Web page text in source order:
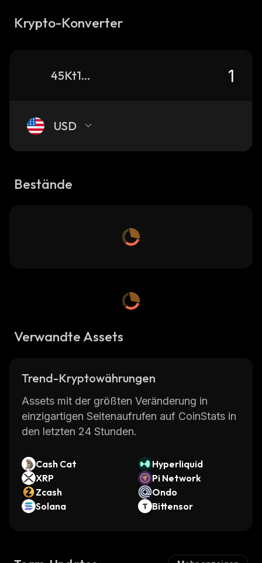
Krypto-Konverter
45Kt1mykq7kQWq2kLs1mfEHJmDLiiTk2rFKvkYX9pump_solana
USD
Bestände
Verwandte Assets
Trend-Kryptowährungen
Assets mit der größten Veränderung in
einzigartigen Seitenaufrufen auf CoinStats in
den letzten 24 Stunden.
Cash Cat
Hyperliquid
XRP
Pi Network
Zcash
Ondo
Solana
Bittensor